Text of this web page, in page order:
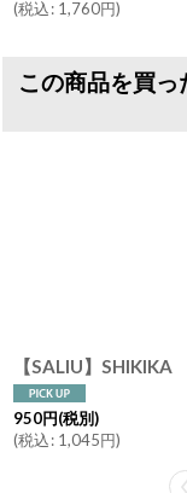
(税込: 1,760円)
この商品を買っ
950円(税別)
(税込: 1,045円)